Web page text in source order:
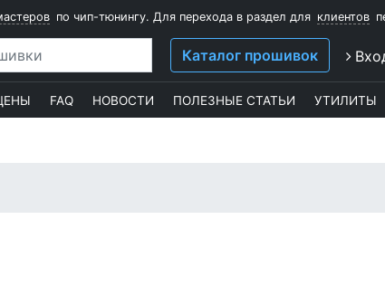
по чип-тюнингу. Для перехода в раздел для клиентов
Каталог прошивок
FAQ НОВОСТИ ПОЛЕЗНЫЕ СТАТЬИ УТИЛИТЫ